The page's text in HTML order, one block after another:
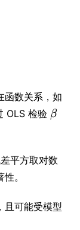
函数关系，如
OLS 检验
平方取对数
。
且可能受模型